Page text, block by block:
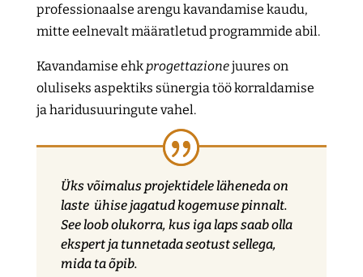
professionaalse arengu kavandamise kaudu,
mitte eelnevalt määratletud programmide abil.
Kavandamise ehk progettazionejuures on
oluliseks aspektiks sünergia töö korraldamise
ja haridusuuringute vahel.
Üks võimalus projektidele läheneda on
laste ühise jagatud kogemuse pinnalt.
See loob olukorra, kus iga laps saab olla
ekspert ja tunnetada seotust sellega,
mida ta õpib.